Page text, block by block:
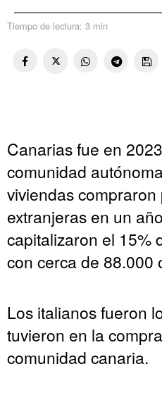
Tiempo de lectura: 3 min
Canarias fue en
comunidad
viviendas compraron
extranjeras en un
capitalizaron el 15%
con cerca de 88.000
Los italianos fueron
tuvieron en la
comunidad canaria.